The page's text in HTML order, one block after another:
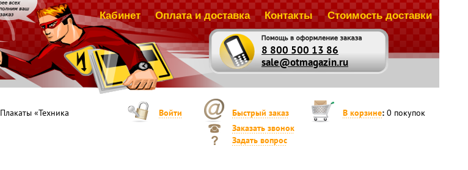
8 800 500 13 86
sale@otmagazin.ru
Кабинет Оплата и доставка Контакты Стоимость доставки
Плакаты «Техника
Войти Быстрый заказ В корзине: 0 покупок
Заказать звонок
Задать вопрос